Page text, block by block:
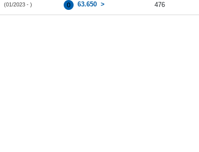
(01/2023 - ) 63.650 476